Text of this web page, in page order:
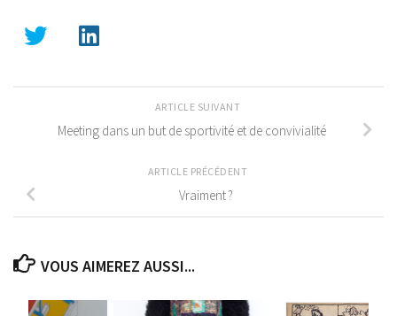
ARTICLE SUIVANT
Meeting dans un but de sportivité et de convivialité
ARTICLE PRÉCÉDENT
Vraiment ?
VOUS AIMEREZ AUSSI...